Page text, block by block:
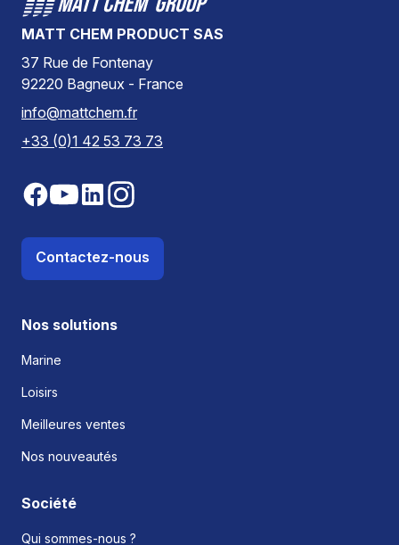
MATT CHEM PRODUCT SAS
37 Rue de Fontenay
92220 Bagneux - France
info@mattchem.fr
+33 (0)1 42 53 73 73
Contactez-nous
Nos solutions
Marine
Loisirs
Meilleures ventes
Nos nouveautés
Société
Qui sommes-nous ?